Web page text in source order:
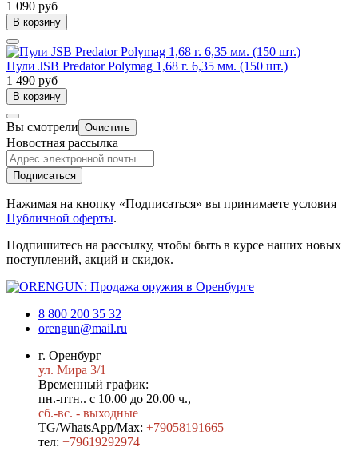
1 090 руб
В корзину
Пули JSB Predator Polymag 1,68 г. 6,35 мм. (150 шт.)
1 490 руб
В корзину
Вы смотрели Очистить
Новостная рассылка
Подписаться
Нажимая на кнопку «Подписаться» вы принимаете условия
Публичной оферты.
Подпишитесь на рассылку, чтобы быть в курсе наших новых
поступлений, акций и скидок.
8 800 200 35 32
orengun@mail.ru
г. Оренбург
ул. Мира 3/1
Временный график:
пн.-птн.. с 10.00 до 20.00 ч.,
сб.-вс. - выходные
TG/WhatsApp/Max: +79058191665
тел: +79619292974